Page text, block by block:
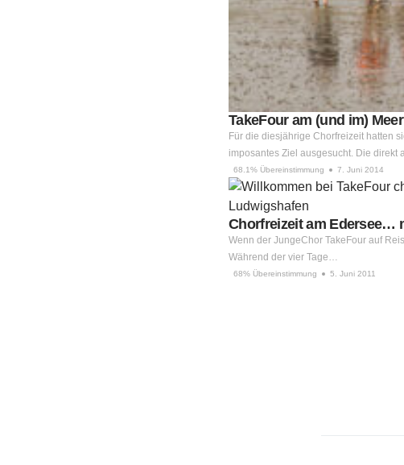
TakeFour am (und im) Meer
Für die diesjährige Chorfreizeit hatten
imposantes Ziel ausgesucht. Die
68.1% Übereinstimmung 7. Juni 2014
Chorfreizeit am Edersee…
Wenn der JungeChor TakeFour auf
Während der vier Tage…
68% Übereinstimmung 5. Juni 2011